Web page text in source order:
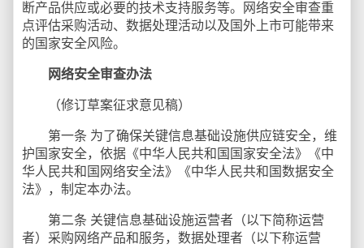
断产品供应或必要的技术支持服务等。网络安全审查重
点评估采购活动、数据处理活动以及国外上市可能带来
的国家安全风险。
网络安全审查办法
（修订草案征求意见稿）
第一条 为了确保关键信息基础设施供应链安全，维
护国家安全，依据《中华人民共和国国家安全法》《中
华人民共和国网络安全法》《中华人民共和国数据安全
法》，制定本办法。
第二条 关键信息基础设施运营者（以下简称运营
者）采购网络产品和服务，数据处理者（以下称运营